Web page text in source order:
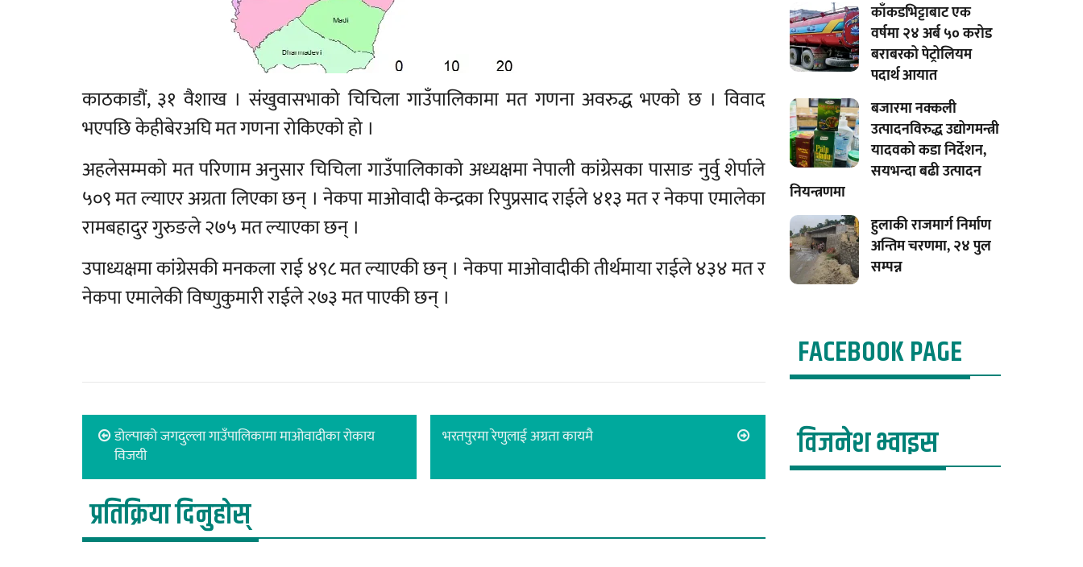
काठकाडौं, ३१ वैशाख । संखुवासभाको चिचिला गाउँपालिकामा मत गणना अवरुद्ध भएको छ । विवाद
भएपछि केहीबेरअघि मत गणना रोकिएको हो ।
अहलेसम्मको मत परिणाम अनुसार चिचिला गाउँपालिकाको अध्यक्षमा नेपाली कांग्रेसका पासाङ नुर्वु शेर्पाले
५०९ मत ल्याएर अग्रता लिएका छन् । नेकपा माओवादी केन्द्रका रिपुप्रसाद राईले ४१३ मत र नेकपा एमालेका
रामबहादुर गुरुङले २७५ मत ल्याएका छन् ।
उपाध्यक्षमा कांग्रेसकी मनकला राई ४९८ मत ल्याएकी छन् । नेकपा माओवादीकी तीर्थमाया राईले ४३४ मत र
नेकपा एमालेकी विष्णुकुमारी राईले २७३ मत पाएकी छन् ।
डोल्पाको जगदुल्ला गाउँपालिकामा माओवादीका रोकाय
विजयी
भरतपुरमा रेणुलाई अग्रता कायमै
प्रतिक्रिया दिनुहोस्
काँकडभिट्टाबाट एक
वर्षमा २४ अर्ब ५० करोड
बराबरको पेट्रोलियम
पदार्थ आयात
बजारमा नक्कली
उत्पादनविरुद्ध उद्योगमन्त्री
यादवको कडा निर्देशन,
सयभन्दा बढी उत्पादन
नियन्त्रणमा
हुलाकी राजमार्ग निर्माण
अन्तिम चरणमा, २४ पुल
सम्पन्न
FACEBOOK PAGE
विजनेश भ्वाइस